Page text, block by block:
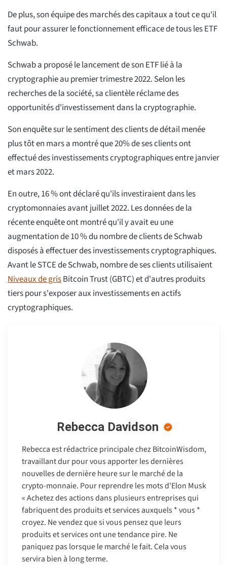
De plus, son équipe des marchés des capitaux a tout ce qu'il
faut pour assurer le fonctionnement efficace de tous les ETF
Schwab.
Schwab a proposé le lancement de son ETF lié à la
cryptographie au premier trimestre 2022. Selon les
recherches de la société, sa clientèle réclame des
opportunités d'investissement dans la cryptographie.
Son enquête sur le sentiment des clients de détail menée
plus tôt en mars a montré que 20% de ses clients ont
effectué des investissements cryptographiques entre janvier
et mars 2022.
En outre, 16 % ont déclaré qu'ils investiraient dans les
cryptomonnaies avant juillet 2022. Les données de la
récente enquête ont montré qu'il y avait eu une
augmentation de 10 % du nombre de clients de Schwab
disposés à effectuer des investissements cryptographiques.
Avant le STCE de Schwab, nombre de ses clients utilisaient
Niveaux de grisBitcoin Trust (GBTC) et d'autres produits
tiers pour s'exposer aux investissements en actifs
cryptographiques.
Rebecca Davidson
Rebecca est rédactrice principale chez BitcoinWisdom,
travaillant dur pour vous apporter les dernières
nouvelles de dernière heure sur le marché de la
crypto-monnaie. Pour reprendre les mots d'Elon Musk
« Achetez des actions dans plusieurs entreprises qui
fabriquent des produits et services auxquels * vous *
croyez. Ne vendez que si vous pensez que leurs
produits et services ont une tendance pire. Ne
paniquez pas lorsque le marché le fait. Cela vous
servira bien à long terme.